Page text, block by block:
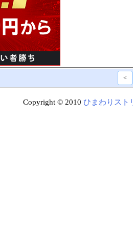
<
Copyright © 2010 ひまわりスト